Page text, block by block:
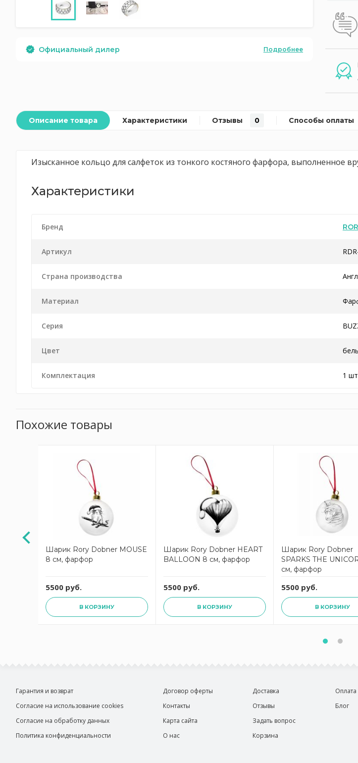
Официальный дилер Подробнее
Описание товара Характеристики Отзывы 0 Способы оплаты
Изысканное кольцо для салфеток из тонкого костяного фарфора, выполненное
Характеристики
Бренд
Артикул
Страна производства
Материал
Серия
Цвет
Комплектация 1 шт
Похожие товары
Шарик Rory Dobner MOUSE
8 см, фарфор
5500 руб.
В КОРЗИНУ
Шарик Rory Dobner HEART
BALLOON 8 см, фарфор
5500 руб.
В КОРЗИНУ
Шарик Rory Dobner
SPARKS THE
см, фарфор
5500 руб.
В КОРЗИНУ
Гарантия и возврат
Согласие на использование cookies
Согласие на обработку данных
Политика конфиденциальности
Договор оферты
Контакты
Карта сайта
О нас
Доставка
Отзывы
Задать вопрос
Корзина
Оплата
Блог